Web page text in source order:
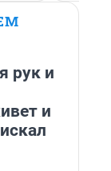
рук и
и